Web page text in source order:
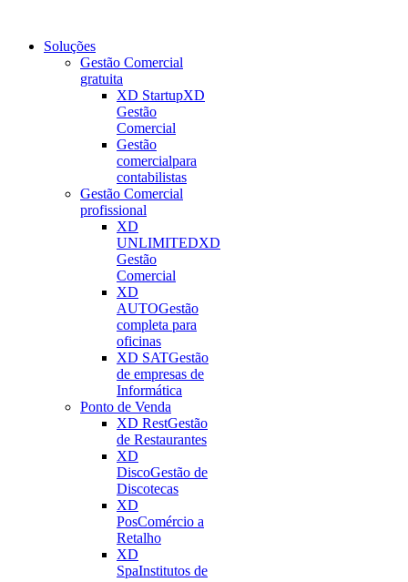
Soluções
Gestão Comercial
gratuita
XD StartupXD
Gestão
Comercial
Gestão
comercialpara
contabilistas
Gestão Comercial
profissional
XD
UNLIMITEDXD
Gestão
Comercial
XD
AUTOGestão
completa para
oficinas
XD SATGestão
de empresas de
Informática
Ponto de Venda
XD RestGestão
de Restaurantes
XD
DiscoGestão de
Discotecas
XD
PosComércio a
Retalho
XD
SpaInstitutos de